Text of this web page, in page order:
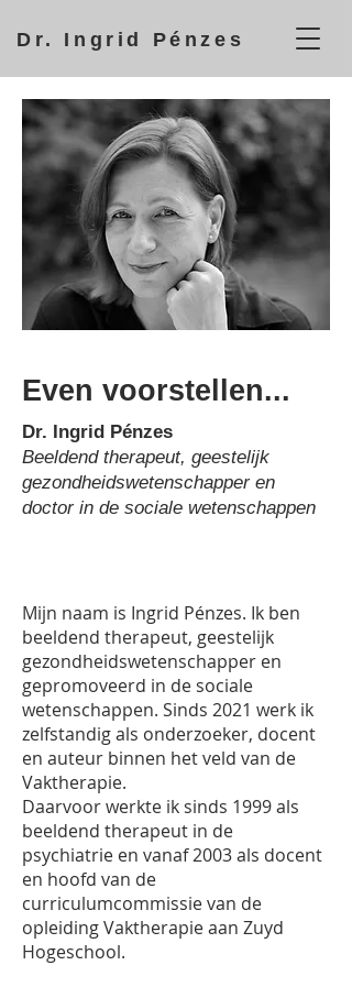
Dr. Ingrid Pénzes
Even voorstellen...
Dr. Ingrid Pénzes
Beeldend therapeut, geestelijk
gezondheidswetenschapper en
doctor in de sociale wetenschappen
Mijn naam is Ingrid Pénzes. Ik ben
beeldend therapeut, geestelijk
gezondheidswetenschapper en
gepromoveerd in de sociale
wetenschappen. Sinds 2021 werk ik
zelfstandig als onderzoeker, docent
en auteur binnen het veld van de
Vaktherapie.
Daarvoor werkte ik sinds 1999 als
beeldend therapeut in de
psychiatrie en vanaf 2003 als docent
en hoofd van de
curriculumcommissie van de
opleiding Vaktherapie aan Zuyd
Hogeschool.